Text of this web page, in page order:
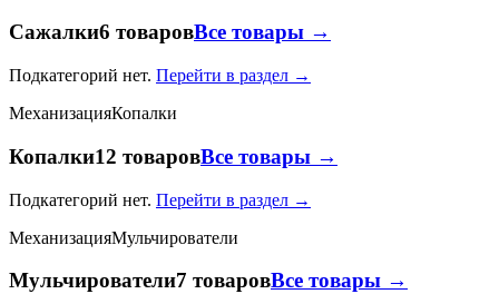
Сажалки6 товаровВсе товары →
Подкатегорий нет. Перейти в раздел →
МеханизацияКопалки
Копалки12 товаровВсе товары →
Подкатегорий нет. Перейти в раздел →
МеханизацияМульчирователи
Мульчирователи7 товаровВсе товары →